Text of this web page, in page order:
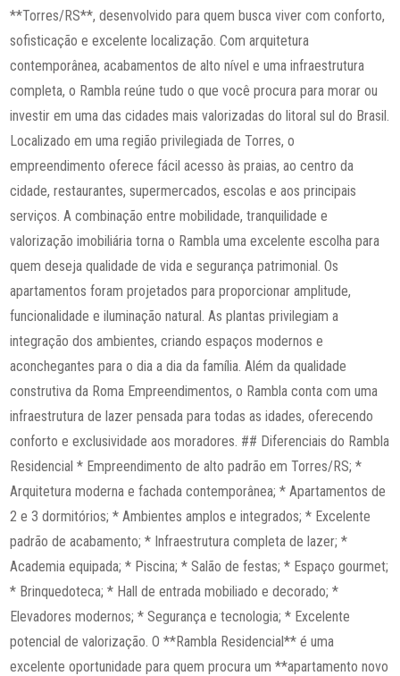
**Torres/RS**, desenvolvido para quem busca viver com conforto,
sofisticação e excelente localização. Com arquitetura
contemporânea, acabamentos de alto nível e uma infraestrutura
completa, o Rambla reúne tudo o que você procura para morar ou
investir em uma das cidades mais valorizadas do litoral sul do Brasil.
Localizado em uma região privilegiada de Torres, o
empreendimento oferece fácil acesso às praias, ao centro da
cidade, restaurantes, supermercados, escolas e aos principais
serviços. A combinação entre mobilidade, tranquilidade e
valorização imobiliária torna o Rambla uma excelente escolha para
quem deseja qualidade de vida e segurança patrimonial. Os
apartamentos foram projetados para proporcionar amplitude,
funcionalidade e iluminação natural. As plantas privilegiam a
integração dos ambientes, criando espaços modernos e
aconchegantes para o dia a dia da família. Além da qualidade
construtiva da Roma Empreendimentos, o Rambla conta com uma
infraestrutura de lazer pensada para todas as idades, oferecendo
conforto e exclusividade aos moradores. ## Diferenciais do Rambla
Residencial * Empreendimento de alto padrão em Torres/RS; *
Arquitetura moderna e fachada contemporânea; * Apartamentos de
2 e 3 dormitórios; * Ambientes amplos e integrados; * Excelente
padrão de acabamento; * Infraestrutura completa de lazer; *
Academia equipada; * Piscina; * Salão de festas; * Espaço gourmet;
* Brinquedoteca; * Hall de entrada mobiliado e decorado; *
Elevadores modernos; * Segurança e tecnologia; * Excelente
potencial de valorização. O **Rambla Residencial** é uma
excelente oportunidade para quem procura um **apartamento novo